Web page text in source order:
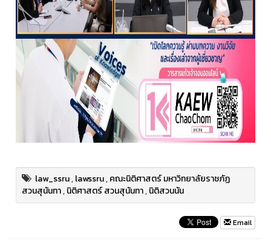
law_ssru,lawssru,คณะนิติศาสตร์ มหาวิทยาลัยราชภัฏ
สวนสุนันทา,นิติศาสตร์ สวนสุนันทา,นิติสวนนัน
Email